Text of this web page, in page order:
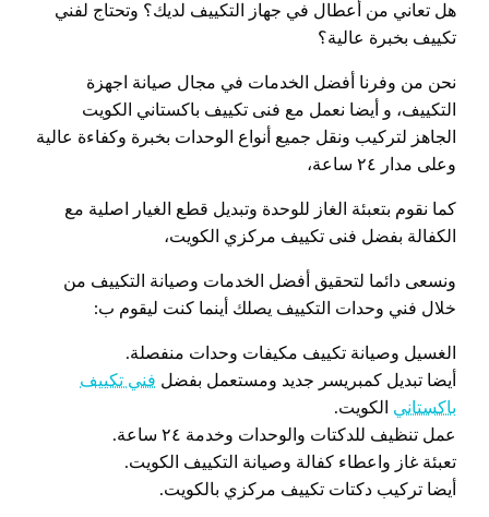
هل تعاني من أعطال في جهاز التكييف لديك؟ وتحتاج لفني
تكييف بخبرة عالية؟
نحن من وفرنا أفضل الخدمات في مجال صيانة اجهزة
التكييف، و أيضا نعمل مع فنى تكييف باكستاني الكويت
الجاهز لتركيب ونقل جميع أنواع الوحدات بخبرة وكفاءة عالية
وعلى مدار ٢٤ ساعة،
كما نقوم بتعبئة الغاز للوحدة وتبديل قطع الغيار اصلية مع
الكفالة بفضل فنى تكييف مركزي الكويت،
ونسعى دائما لتحقيق أفضل الخدمات وصيانة التكييف من
خلال فني وحدات التكييف يصلك أينما كنت ليقوم ب:
الغسيل وصيانة تكييف مكيفات وحدات منفصلة.
أيضا تبديل كمبريسر جديد ومستعمل بفضل فني تكييف
باكستاني الكويت.
عمل تنظيف للدكتات والوحدات وخدمة ٢٤ ساعة.
تعبئة غاز واعطاء كفالة وصيانة التكييف الكويت.
أيضا تركيب دكتات تكييف مركزي بالكويت.